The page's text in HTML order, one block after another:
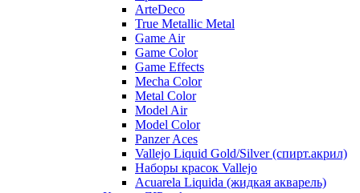
ArteDeco
True Metallic Metal
Game Air
Game Color
Game Effects
Mecha Color
Metal Color
Model Air
Model Color
Panzer Aces
Vallejo Liquid Gold/Silver (спирт.акрил)
Наборы красок Vallejo
Acuarela Liquida (жидкая акварель)